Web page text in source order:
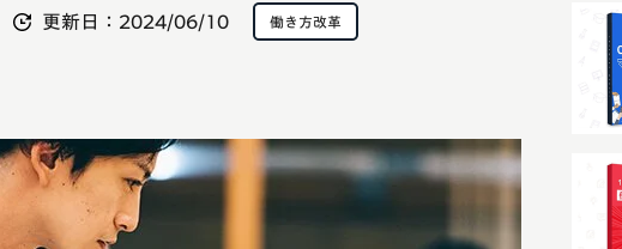
更新日： 2024/06/10 働き方改革